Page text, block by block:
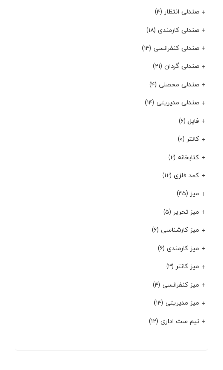
صندلی انتظار (۳)
صندلی کارمندی (۱۸)
صندلی کنفرانسی (۱۳)
صندلی گردان (۲۱)
صندلی محصلی (۴)
صندلی مدیریتی (۱۴)
فایل (۶)
کانتر (۰)
کتابخانه (۲)
کمد فلزی (۱۲)
میز (۳۵)
میز تحریر (۵)
میز کارشناسی (۶)
میز کارمندی (۶)
میز کانتر (۳)
میز کنفرانسی (۴)
میز مدیریتی (۱۳)
نیم ست اداری (۱۲)